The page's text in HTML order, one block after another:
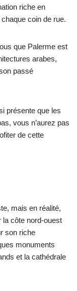
riche en
coin de rue.
que Palerme est
arabes,
passé
présente que les
vous n’aurez pas
de cette
mais en réalité,
la côte nord-ouest
son riche
monuments
et la cathédrale